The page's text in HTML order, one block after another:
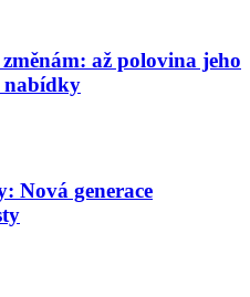
až polovina jeho
nabídky
Nová generace